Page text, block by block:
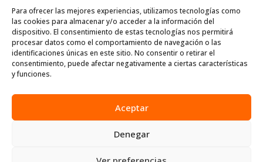
Para ofrecer las mejores experiencias, utilizamos tecnologías como
las cookies para almacenar y/o acceder a la información del
dispositivo. El consentimiento de estas tecnologías nos permitirá
procesar datos como el comportamiento de navegación o las
identificaciones únicas en este sitio. No consentir o retirar el
consentimiento, puede afectar negativamente a ciertas características
y funciones.
Aceptar
Denegar
info@inneara.com
–
Oficina Zaragoza
Calle Poeta León Felipe, 7-9, local
(+34) 976 093 226